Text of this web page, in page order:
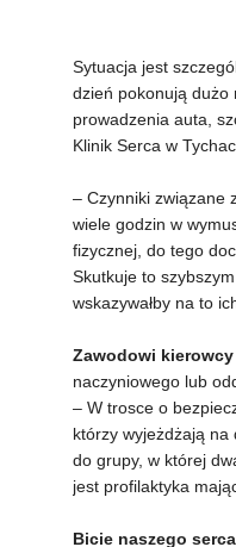
Sytuacja jest
dzień pokonują dużo
prowadzenia auta,
Klinik Serca w
– Czynniki związane
wiele godzin w
fizycznej, do tego
Skutkuje to
wskazywałby na to
Zawodowi
naczyniowego lub
– W trosce o
którzy wyjeżdżają na
do grupy, w której
jest profilaktyka
Bicie naszego serca